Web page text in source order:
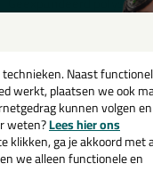
Fenol formaldehyde (PF)
Cellulair glas
Kurk
gebruikt worden voor
Gipskartonplaten (type
Gipsvezelplaten
Naast
werkt, plaatsen we ook
kunnen volgen en
weten?Lees hier ons
klikken, ga je akkoord met
we alleen functionele en